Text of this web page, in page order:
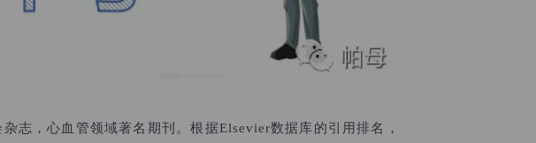
志，心血管领域著名期刊。根据Elsevier数据库的引用排名，